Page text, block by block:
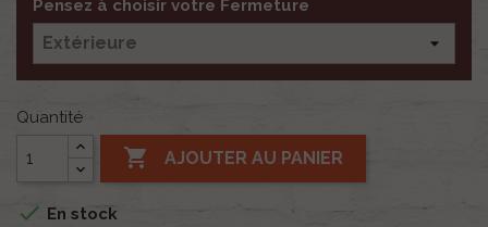
Pensez à choisir votre Fermeture
Quantité
 AJOUTER AU PANIER
 En stock